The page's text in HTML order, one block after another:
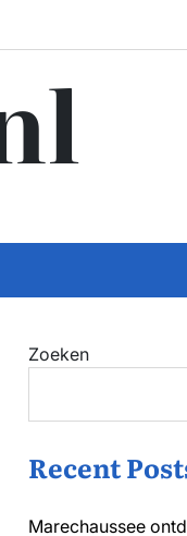
Zoeken
Recent
Marechaussee